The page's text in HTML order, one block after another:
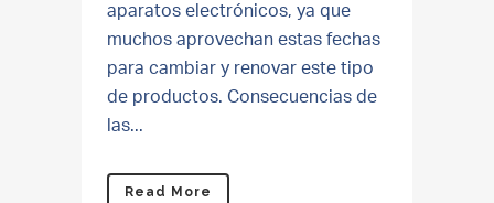
aparatos electrónicos, ya que
muchos aprovechan estas fechas
para cambiar y renovar este tipo
de productos. Consecuencias de
las...
Read More